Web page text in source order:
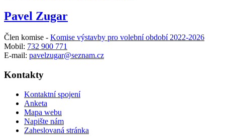
Pavel Zugar
Člen komise - Komise výstavby pro volební období 2022-2026
Mobil: 732 900 771
E-mail: pavelzugar@seznam.cz
Kontakty
Kontaktní spojení
Anketa
Mapa webu
Napište nám
Zaheslovaná stránka